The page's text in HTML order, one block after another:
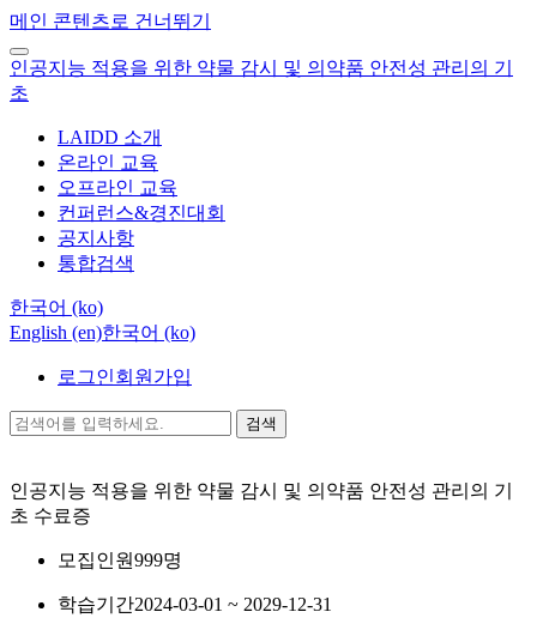
메인 콘텐츠로 건너뛰기
인공지능 적용을 위한 약물 감시 및 의약품 안전성 관리의 기
초
LAIDD 소개
온라인 교육
오프라인 교육
컨퍼런스&경진대회
공지사항
통합검색
한국어 ‎(ko)‎
English ‎(en)‎한국어 ‎(ko)‎
로그인회원가입
검색
인공지능 적용을 위한 약물 감시 및 의약품 안전성 관리의 기
초 수료증
모집인원999명
학습기간2024-03-01 ~ 2029-12-31